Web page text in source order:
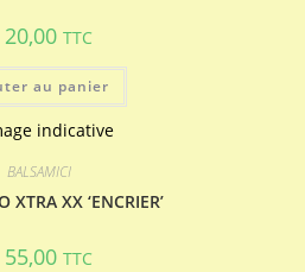
20,00 TTC
au panier
BALSAMICI
XTRA XX ‘ENCRIER’
55,00 TTC